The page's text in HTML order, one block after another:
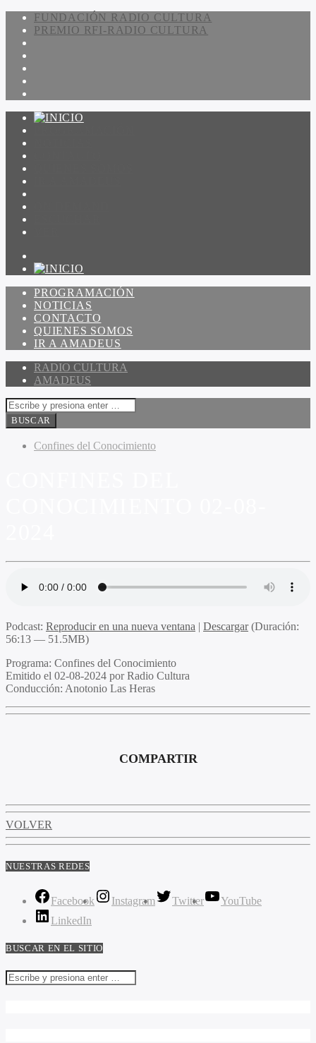
FUNDACIÓN RADIO CULTURA
PREMIO RFI-RADIO CULTURA
PROGRAMACIÓN
NOTICIAS
CONTACTO
QUIENES SOMOS
IR A AMADEUS
RADIO CULTURA
AMADEUS
Confines del Conocimiento
Podcast: Reproducir en una nueva ventana | Descargar(Duración:
56:13 — 51.5MB)
Programa: Confines del Conocimiento
Emitido el 02-08-2024 por Radio Cultura
Conducción: Anotonio Las Heras
COMPARTIR
VOLVER
NUESTRAS REDES
Facebook Instagram Twitter
YouTube
LinkedIn
BUSCAR EN EL SITIO